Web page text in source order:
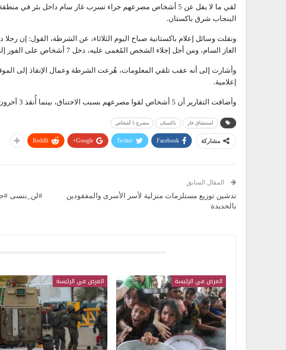
لقي ما لا يقل عن 5 أشخاص مصرعهم جراء تسرب غاز سام داخل بئر
البنجاب شرق باكستان.
ونقلت وسائل إعلام باكستانية صباح اليوم الثلاثاء، عن الشرطة، القول: إن رجلا
الغاز السام، ومن أجل إجلاء الشخص المُغمى عليه، دخل 7 أشخاص على الفور إلى البئر ولكنهم فقدوا وعيهم أيضا.
وأشارت إلى أنه عقب تلقي المعلومات، هُرعت الشرطة وعمال الإنقاذ إلى
إعلامية.
وأضافت التقارير أن 5 أشخاص لقوا مصرعهم بسبب الاختناق، بينما أُنقذ 3 آخرون على قيد الحياة ونقلوا إلى المستشفى.
استنشاق غاز باكستان مصرع 5 أشخاص
مشاركة Facebook
Twitter
Google+
ReddIt
المقال السابق
تدشين توزيع مستلزمات منزلية لأسر الأسرى والمفقودين
بالحديدة
#لن_ننسى
العرض في الرئيسة العرض في الرئيسة